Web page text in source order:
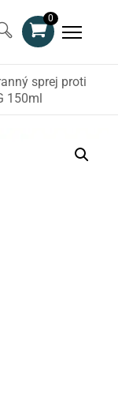
0
sprej proti
150ml